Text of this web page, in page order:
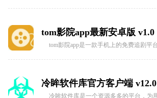
tom影院app最新安卓版 v1.0
冷眸软件库官方客户端 v12.0